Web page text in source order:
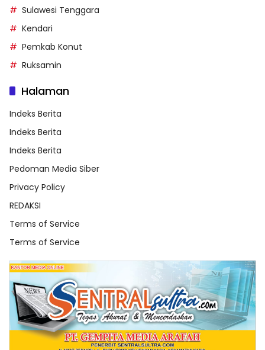
Sulawesi Tenggara
Kendari
Pemkab Konut
Ruksamin
Halaman
Indeks Berita
Indeks Berita
Indeks Berita
Pedoman Media Siber
Privacy Policy
REDAKSI
Terms of Service
Terms of Service